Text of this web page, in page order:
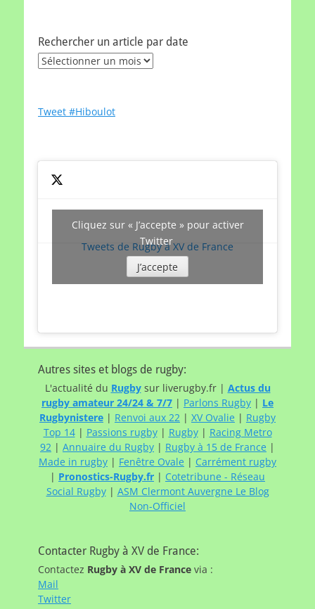
Rechercher un article par date
Rechercher
date
Tweet #Hiboulot
Tweets de Rugby à XV de France
Cliquez sur « J’accepte » pour activer
Twitter
J’accepte
Autres sites et blogs de rugby:
L'actualité du Rugbysur liverugby.fr | Actus du
rugby amateur 24/24 & 7/7 | Parlons Rugby | Le
Rugbynistere | Renvoi aux 22 | XV Ovalie | Rugby
Top 14| Passions rugby| Rugby| Racing Metro
92 | Annuaire du Rugby | Rugby à 15 de France |
Made in rugby | Fenêtre Ovale | Carrément rugby
| Pronostics-Rugby.fr | Cotetribune - Réseau
Social Rugby| ASM Clermont Auvergne Le Blog
Non-Officiel
Contacter Rugby à XV de France:
Contactez Rugby à XV de France via :
Mail
Twitter